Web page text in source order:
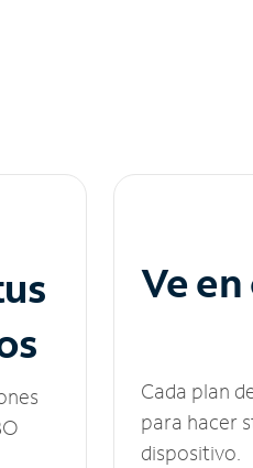
Ve
Cada plan
para hacer
dispositivo.